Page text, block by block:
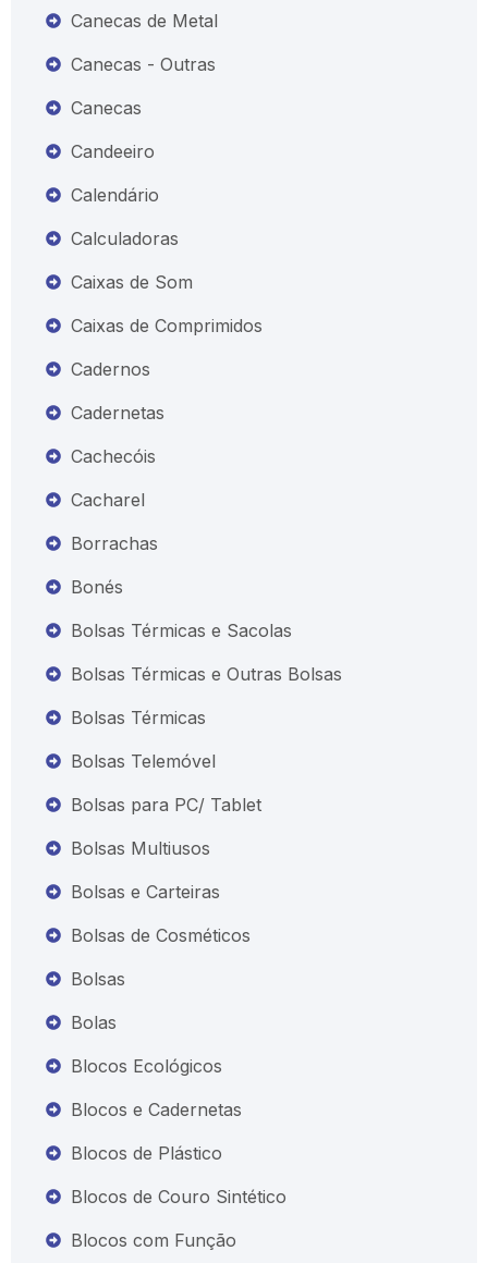
Canecas de Metal
Canecas - Outras
Canecas
Candeeiro
Calendário
Calculadoras
Caixas de Som
Caixas de Comprimidos
Cadernos
Cadernetas
Cachecóis
Cacharel
Borrachas
Bonés
Bolsas Térmicas e Sacolas
Bolsas Térmicas e Outras Bolsas
Bolsas Térmicas
Bolsas Telemóvel
Bolsas para PC/ Tablet
Bolsas Multiusos
Bolsas e Carteiras
Bolsas de Cosméticos
Bolsas
Bolas
Blocos Ecológicos
Blocos e Cadernetas
Blocos de Plástico
Blocos de Couro Sintético
Blocos com Função